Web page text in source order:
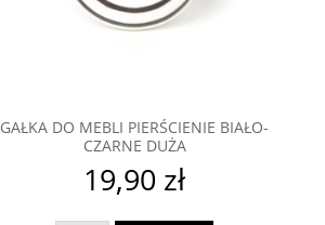
GAŁKA DO MEBLI PIERŚCIENIE BIAŁO-
CZARNE DUŻA
19,90 zł